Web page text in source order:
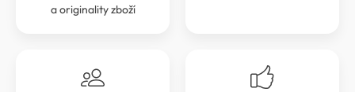
a originality zboží